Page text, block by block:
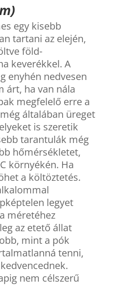
egy kisebb
tartani az elején,
föld-
keverékkel. A
enyhén nedvesen
árt, ha van nála
megfelelő erre a
általában üreget
is szeretik
tarantulák még
hőmérsékletet,
környékén. Ha
a költöztetés.
legyet
méretéhez
az etető állat
mint a pók
tenni,
nem célszerű